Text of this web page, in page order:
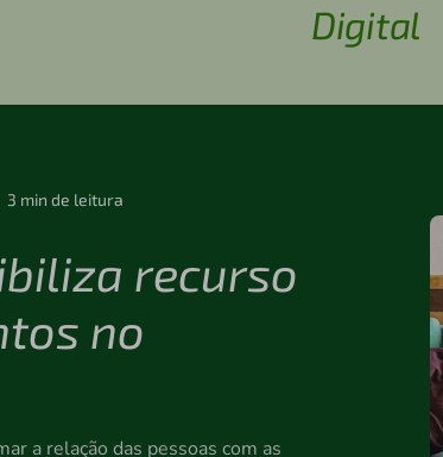
Digital
3 min de leitura
recurso
no
a relação das pessoas com as